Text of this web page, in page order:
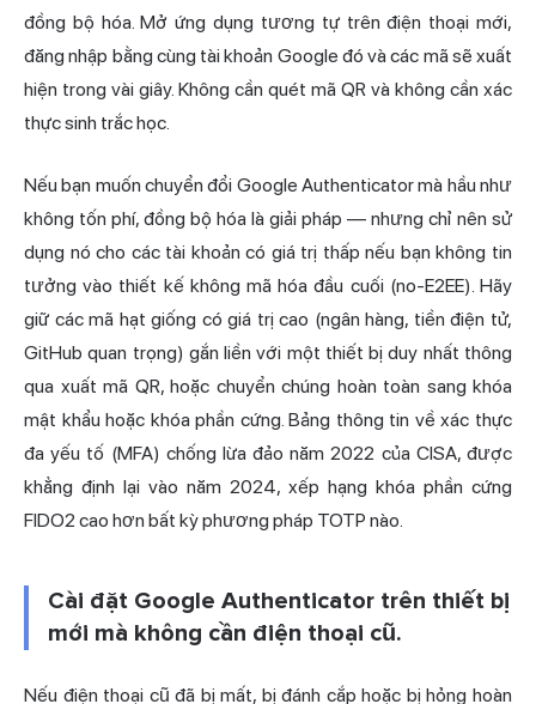
đồng bộ hóa. Mở ứng dụng tương tự trên điện thoại mới,
đăng nhập bằng cùng tài khoản Google đó và các mã sẽ xuất
hiện trong vài giây. Không cần quét mã QR và không cần xác
thực sinh trắc học.
Nếu bạn muốn chuyển đổi Google Authenticator mà hầu như
không tốn phí, đồng bộ hóa là giải pháp — nhưng chỉ nên sử
dụng nó cho các tài khoản có giá trị thấp nếu bạn không tin
tưởng vào thiết kế không mã hóa đầu cuối (no-E2EE). Hãy
giữ các mã hạt giống có giá trị cao (ngân hàng, tiền điện tử,
GitHub quan trọng) gắn liền với một thiết bị duy nhất thông
qua xuất mã QR, hoặc chuyển chúng hoàn toàn sang khóa
mật khẩu hoặc khóa phần cứng. Bảng thông tin về xác thực
đa yếu tố (MFA) chống lừa đảo năm 2022 của CISA, được
khẳng định lại vào năm 2024, xếp hạng khóa phần cứng
FIDO2 cao hơn bất kỳ phương pháp TOTP nào.
Cài đặt Google Authenticator trên thiết bị
mới mà không cần điện thoại cũ.
Nếu điện thoại cũ đã bị mất, bị đánh cắp hoặc bị hỏng hoàn